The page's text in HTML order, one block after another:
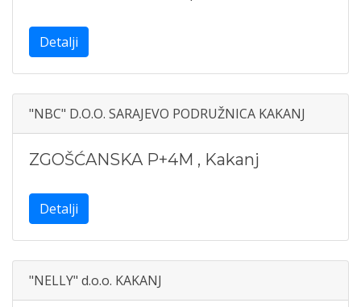
Detalji
"NBC" D.O.O. SARAJEVO PODRUŽNICA KAKANJ
ZGOŠĆANSKA P+4M , Kakanj
Detalji
"NELLY" d.o.o. KAKANJ